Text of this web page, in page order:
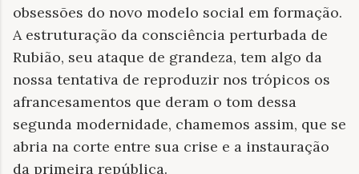
obsessões do novo modelo social em formação.
A estruturação da consciência perturbada de
Rubião, seu ataque de grandeza, tem algo da
nossa tentativa de reproduzir nos trópicos os
afrancesamentos que deram o tom dessa
segunda modernidade, chamemos assim, que se
abria na corte entre sua crise e a instauração
da primeira república.